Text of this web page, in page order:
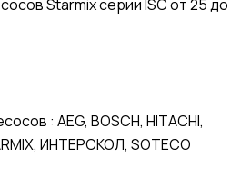
Starmix серии ISC от 25 до
: AEG, BOSCH, HITACHI,
ИНТЕРСКОЛ, SOTECO